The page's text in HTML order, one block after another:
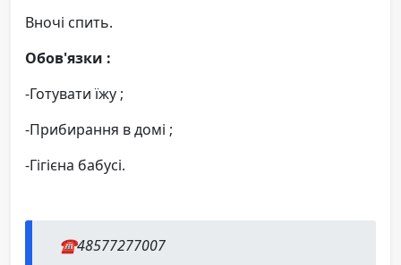
Вночі спить.
Обов'язки :
-Готувати їжу ;
-Прибирання в домі ;
-Гігієна бабусі.
☎️48577277007